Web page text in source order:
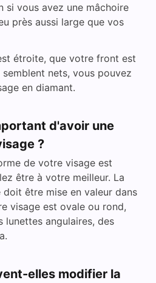
vous avez une mâchoire
près aussi large que vos
étroite, que votre front est
nets, vous pouvez
en diamant.
d'avoir une
?
de votre visage est
être à votre meilleur. La
être mise en valeur dans
visage est ovale ou rond,
angulaires, des
elles modifier la